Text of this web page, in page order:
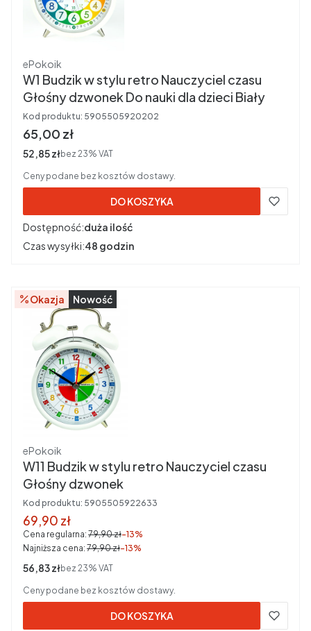
Producent
ePokoik
W1 Budzik w stylu retro Nauczyciel czasu
Głośny dzwonek Do nauki dla dzieci Biały
Kod produktu: 5905505920202
Cena brutto
65,00 zł
Cena netto
52,85 złbez 23% VAT
Ceny podane bez kosztów dostawy.
DO KOSZYKA
Dostępność:duża ilość
Czas wysyłki:48 godzin
Okazja Nowość
Producent
ePokoik
W11 Budzik w stylu retro Nauczyciel czasu
Głośny dzwonek
Kod produktu: 5905505922633
Cena promocyjna brutto
69,90 zł
Cena regularna: 79,90 zł-13%
Najniższa cena: 79,90 zł-13%
Cena netto
56,83 złbez 23% VAT
Ceny podane bez kosztów dostawy.
DO KOSZYKA